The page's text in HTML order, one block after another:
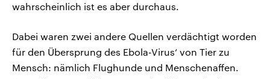
wahrscheinlich ist es aber durchaus.
Dabei waren zwei andere Quellen verdächtigt worden
für den Übersprung des Ebola-Virus‘ von Tier zu
Mensch: nämlich Flughunde und Menschenaffen.